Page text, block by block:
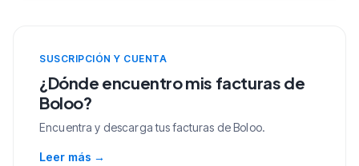
SUSCRIPCIÓN Y CUENTA
¿Dónde encuentro mis facturas de
Boloo?
Encuentra y descarga tus facturas de Boloo.
Leer más →